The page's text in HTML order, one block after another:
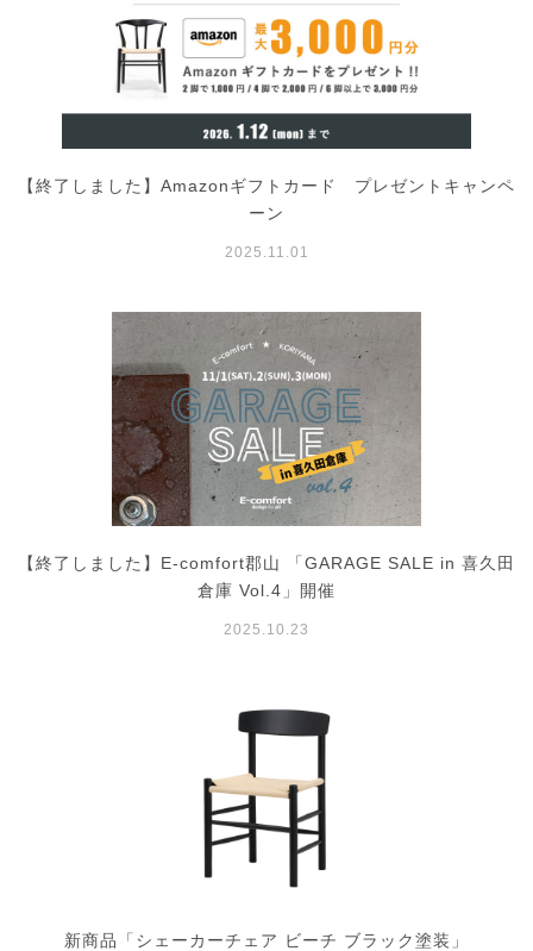
【終了しました】Amazonギフトカード プレゼントキャンペ
ーン
2025.11.01
【終了しました】E-comfort郡山 「GARAGE SALE in 喜久田
倉庫 Vol.4」開催
2025.10.23
新商品「シェーカーチェア ビーチ ブラック塗装」